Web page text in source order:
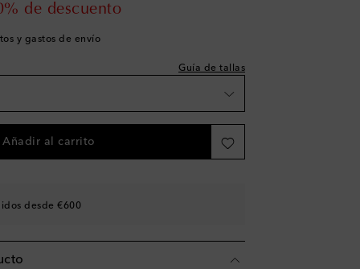
de descuento
y gastos de envío
Guía de tallas
Añadir al carrito
desde €600